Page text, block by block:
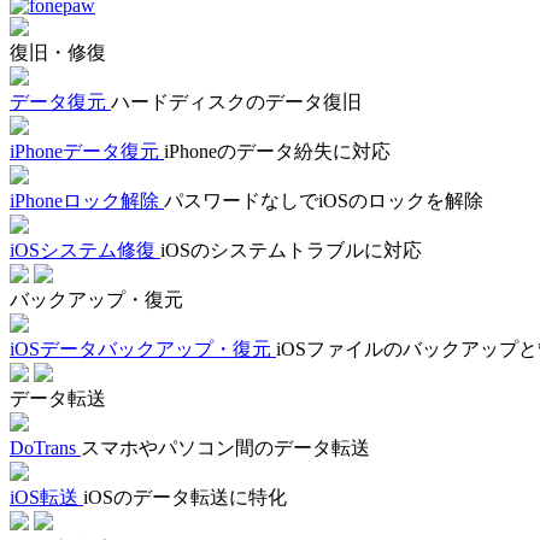
復旧・修復
データ復元 ハードディスクのデータ復旧
iPhoneデータ復元 iPhoneのデータ紛失に対応
iPhoneロック解除 パスワードなしでiOSのロックを解除
iOSシステム修復 iOSのシステムトラブルに対応
バックアップ・復元
iOSデータバックアップ・復元 iOSファイルのバックアップ
データ転送
DoTrans スマホやパソコン間のデータ転送
iOS転送 iOSのデータ転送に特化